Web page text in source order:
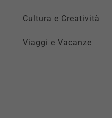
Cultura e Creatività
Viaggi e Vacanze